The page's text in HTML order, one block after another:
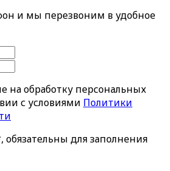
и мы перезвоним в удобное
на обработку персональных
с условиями Политики
для заполнения